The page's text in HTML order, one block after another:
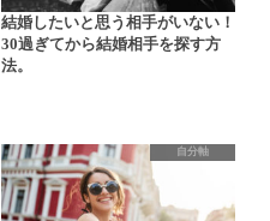
結婚したいと思う相手がいない！
30過ぎてから結婚相手を探す方
法。
自分軸